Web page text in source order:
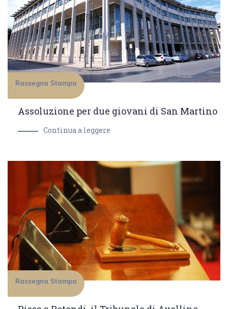
Rassegna Stampa
Assoluzione per due giovani di San Martino
Continua a leggere
Rassegna Stampa